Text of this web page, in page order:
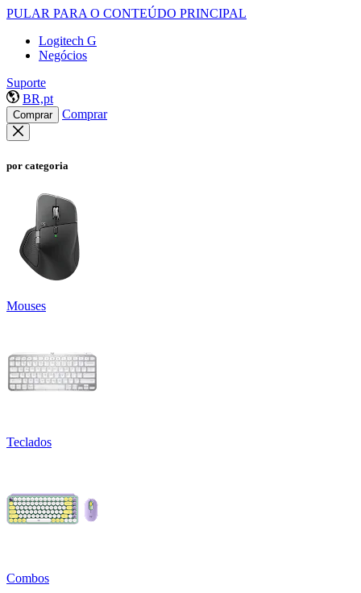
PULAR PARA O CONTEÚDO PRINCIPAL
Logitech G
Negócios
Suporte
BR,pt
Comprar Comprar
por categoria
Mouses
Teclados
Combos